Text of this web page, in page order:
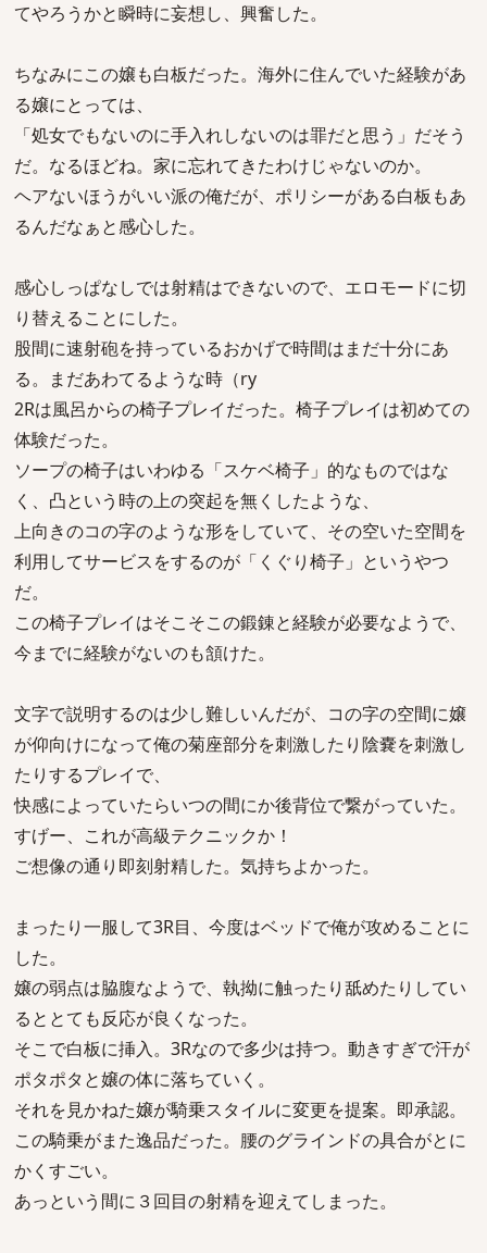
てやろうかと瞬時に妄想し、興奮した。
ちなみにこの嬢も白板だった。海外に住んでいた経験があ
る嬢にとっては、
「処女でもないのに手入れしないのは罪だと思う」だそう
だ。なるほどね。家に忘れてきたわけじゃないのか。
ヘアないほうがいい派の俺だが、ポリシーがある白板もあ
るんだなぁと感心した。
感心しっぱなしでは射精はできないので、エロモードに切
り替えることにした。
股間に速射砲を持っているおかげで時間はまだ十分にあ
る。まだあわてるような時（ry
2Rは風呂からの椅子プレイだった。椅子プレイは初めての
体験だった。
ソープの椅子はいわゆる「スケベ椅子」的なものではな
く、凸という時の上の突起を無くしたような、
上向きのコの字のような形をしていて、その空いた空間を
利用してサービスをするのが「くぐり椅子」というやつ
だ。
この椅子プレイはそこそこの鍛錬と経験が必要なようで、
今までに経験がないのも頷けた。
文字で説明するのは少し難しいんだが、コの字の空間に嬢
が仰向けになって俺の菊座部分を刺激したり陰嚢を刺激し
たりするプレイで、
快感によっていたらいつの間にか後背位で繋がっていた。
すげー、これが高級テクニックか！
ご想像の通り即刻射精した。気持ちよかった。
まったり一服して3R目、今度はベッドで俺が攻めることに
した。
嬢の弱点は脇腹なようで、執拗に触ったり舐めたりしてい
るととても反応が良くなった。
そこで白板に挿入。3Rなので多少は持つ。動きすぎで汗が
ポタポタと嬢の体に落ちていく。
それを見かねた嬢が騎乗スタイルに変更を提案。即承認。
この騎乗がまた逸品だった。腰のグラインドの具合がとに
かくすごい。
あっという間に３回目の射精を迎えてしまった。